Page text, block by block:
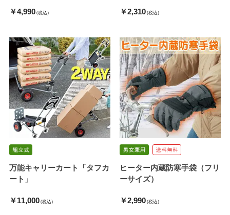
￥4,990 (税込) ￥2,310 (税込)
万能キャリーカート「タフカ
ート」
￥11,000 (税込)
ヒーター内蔵防寒手袋（フリ
ーサイズ）
￥2,990 (税込)